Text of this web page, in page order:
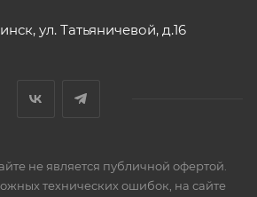
ул. Татьяничевой, д.16
не является публичной офертой.
технических ошибок, на сайте